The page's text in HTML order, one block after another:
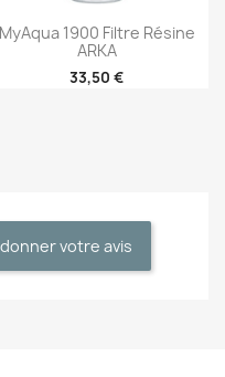
MyAqua 1900 Filtre Résine
ARKA
33,50 €
votre avis